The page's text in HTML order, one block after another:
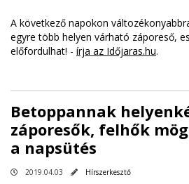
A következő napokon
egyre több helyen várható záporeső,
előfordulhat! - írja az Időjaras.hu.
Betoppannak
záporesők, felhők
a napsütés
2019.04.03 Hírszerkesztő